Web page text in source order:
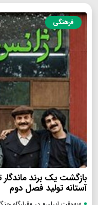
فرهنگی
بازگشت یک برند
آستانه تولید فصل دوم